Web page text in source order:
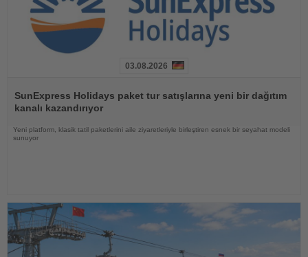
Oku
03.08.2026
SunExpress Holidays paket tur satışlarına yeni bir dağıtım
kanalı kazandırıyor
Yeni platform, klasik tatil paketlerini aile ziyaretleriyle birleştiren esnek bir seyahat modeli
sunuyor